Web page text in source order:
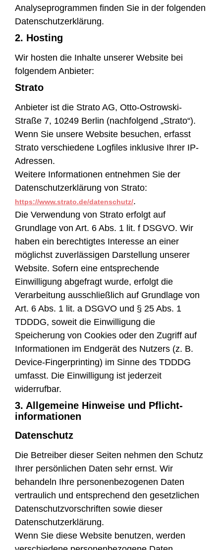
Analyseprogrammen finden Sie in der folgenden
Datenschutzerklärung.
2. Hosting
Wir hosten die Inhalte unserer Website bei
folgendem Anbieter:
Strato
Anbieter ist die Strato AG, Otto-Ostrowski-
Straße 7, 10249 Berlin (nachfolgend „Strato“).
Wenn Sie unsere Website besuchen, erfasst
Strato verschiedene Logfiles inklusive Ihrer IP-
Adressen.
Weitere Informationen entnehmen Sie der
Datenschutzerklärung von Strato:
https://www.strato.de/datenschutz/.
Die Verwendung von Strato erfolgt auf
Grundlage von Art. 6 Abs. 1 lit. f DSGVO. Wir
haben ein berechtigtes Interesse an einer
möglichst zuverlässigen Darstellung unserer
Website. Sofern eine entsprechende
Einwilligung abgefragt wurde, erfolgt die
Verarbeitung ausschließlich auf Grundlage von
Art. 6 Abs. 1 lit. a DSGVO und § 25 Abs. 1
TDDDG, soweit die Einwilligung die
Speicherung von Cookies oder den Zugriff auf
Informationen im Endgerät des Nutzers (z. B.
Device-Fingerprinting) im Sinne des TDDDG
umfasst. Die Einwilligung ist jederzeit
widerrufbar.
3. Allgemeine Hinweise und Pflicht­
informationen
Datenschutz
Die Betreiber dieser Seiten nehmen den Schutz
Ihrer persönlichen Daten sehr ernst. Wir
behandeln Ihre personenbezogenen Daten
vertraulich und entsprechend den gesetzlichen
Datenschutzvorschriften sowie dieser
Datenschutzerklärung.
Wenn Sie diese Website benutzen, werden